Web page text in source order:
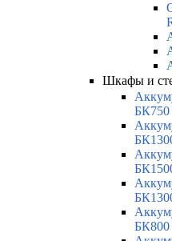
Шкафы и
БК750
БК800